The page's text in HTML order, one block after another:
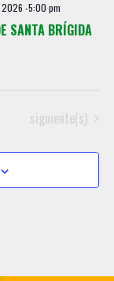
-5:00 pm
SANTA BRÍGIDA
Eventos
siguiente(s)